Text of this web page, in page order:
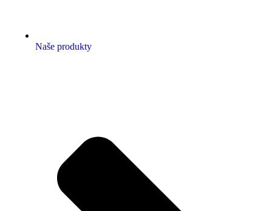
Naše produkty